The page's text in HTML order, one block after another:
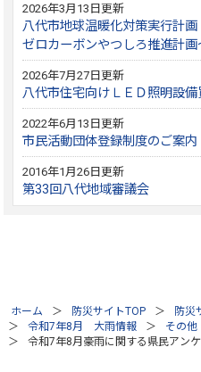
2026年3月13日更新
八代市地球温暖化対策実行計
ゼロカーボンやつしろ推進計画
2026年7月27日更新
八代市住宅向けＬＥＤ照明設
2022年6月13日更新
市民活動団体登録制度のご案内
2016年1月26日更新
第33回八代地域審議会
ホーム 防災サイトTOP 防災
令和7年8月 大雨情報
その他
令和7年8月豪雨に関する県民アン